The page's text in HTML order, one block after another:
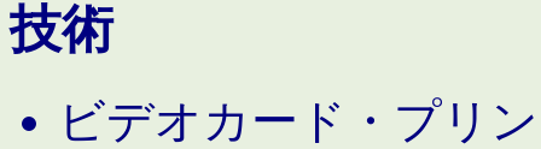
技術
ビデオカード・プリ